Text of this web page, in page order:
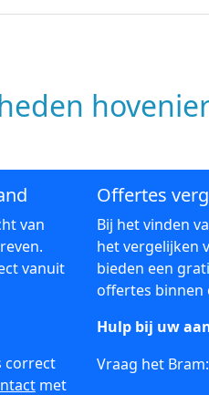
van
vanuit
correct
met
Offertes
Bij het vinden
het vergelijken
bieden een
offertes binnen
Hulp bij uw
Vraag het Bram: